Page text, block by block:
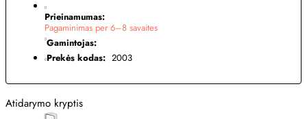
Prieinamumas:
Pagaminimas per 6–8 savaites
Gamintojas:
Prekės kodas: 2003
Atidarymo kryptis